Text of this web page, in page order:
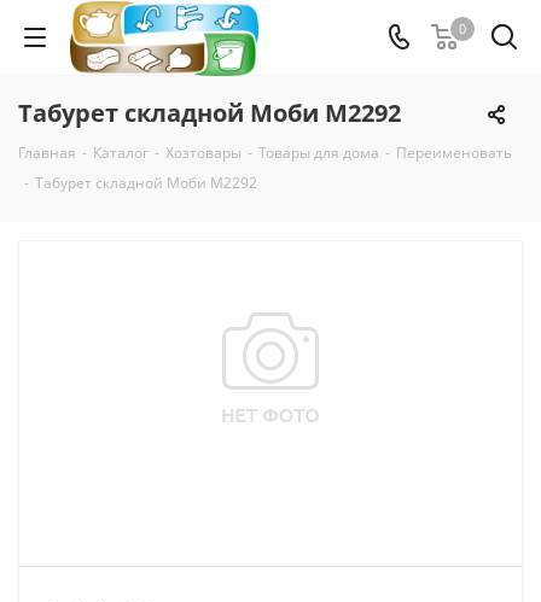
0
Табурет складной Моби М2292
Главная - Каталог - Хозтовары - Товары для дома - Переименовать
- Табурет складной Моби М2292